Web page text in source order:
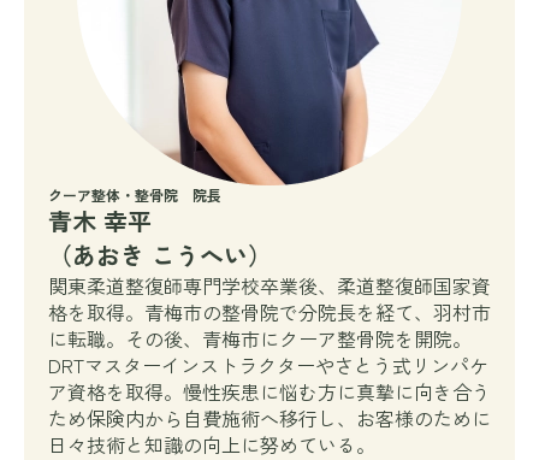
クーア整体・整骨院 院長
青木 幸平
（あおき こうへい）
関東柔道整復師専門学校卒業後、柔道整復師国家資
格を取得。青梅市の整骨院で分院長を経て、羽村市
に転職。その後、青梅市にクーア整骨院を開院。
DRTマスターインストラクターやさとう式リンパケ
ア資格を取得。慢性疾患に悩む方に真摯に向き合う
ため保険内から自費施術へ移行し、お客様のために
日々技術と知識の向上に努めている。